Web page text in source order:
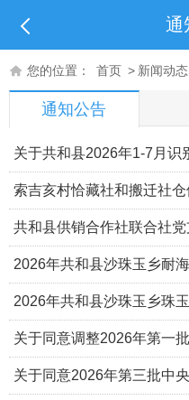
通
您的位置： 首页 > 新闻动态
通知公告
关于共和县2026年1-7月识
象的公告
索吉亥村恰藏社和搬迁社
期）实施方案（代可研）公
共和县供销合作社联合社
志2023至2025年任中经济
2026年共和县沙珠玉乡耐
改造以工代赈项目 公告公
2026年共和县沙珠玉乡珠
造以工代赈财政项目 公告
关于同意调整2026年第一
分配方案的批复
关于同意2026年第三批中